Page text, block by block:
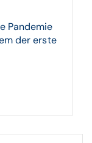
Pandemie
der erste